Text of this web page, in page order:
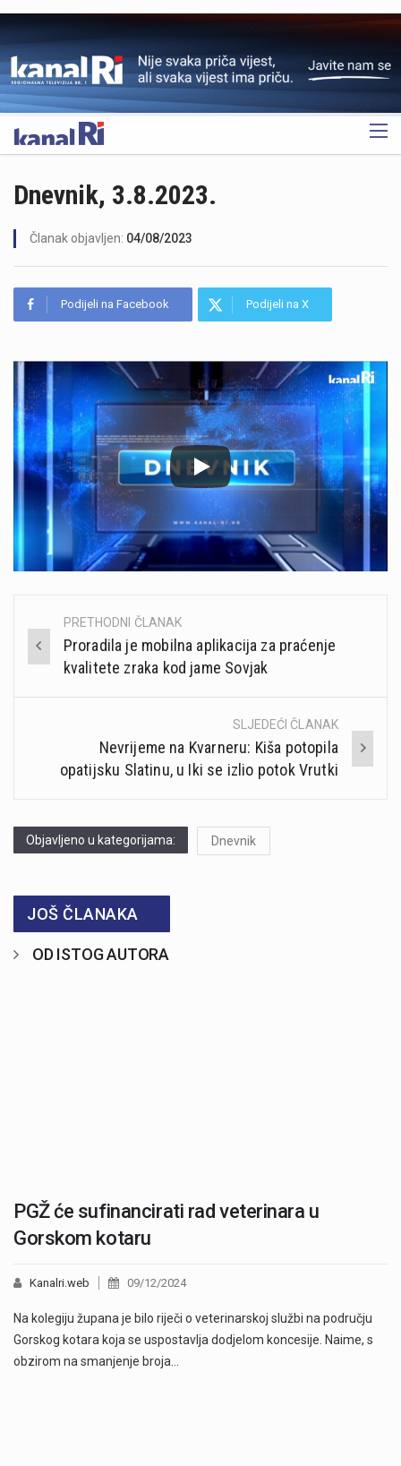
OGLAS
Dnevnik, 3.8.2023.
Članak objavljen: 04/08/2023
Podijeli na Facebook Podijeli na X
Post
navigation
PRETHODNI ČLANAK
Proradila je mobilna aplikacija za praćenje
kvalitete zraka kod jame Sovjak
SLJEDEĆI ČLANAK
Nevrijeme na Kvarneru: Kiša potopila
opatijsku Slatinu, u Iki se izlio potok Vrutki
Objavljeno u kategorijama: Dnevnik
JOŠ ČLANAKA
OD ISTOG AUTORA
PGŽ će sufinancirati rad veterinara u
Gorskom kotaru
Kanalri.web 09/12/2024
Na kolegiju župana je bilo riječi o veterinarskoj službi na području
Gorskog kotara koja se uspostavlja dodjelom koncesije. Naime, s
obzirom na smanjenje broja…